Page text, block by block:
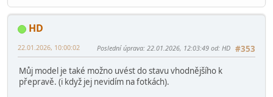
ZaměstnanecCzech Repubrick
Instagram,Facebook
Stimpi
22.01.2026, 09:06:55